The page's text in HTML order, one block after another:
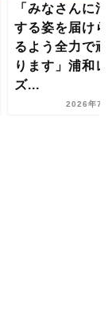
「みなさんに活
する姿を届けら
るよう全力で頑
ります」浦和レ
ズ...
2026年7